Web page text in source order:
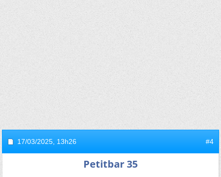
17/03/2025, 13h26 #4
Petitbar 35